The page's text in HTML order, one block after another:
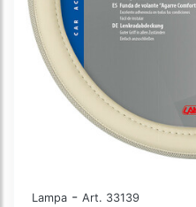
Lampa - Art. 33139